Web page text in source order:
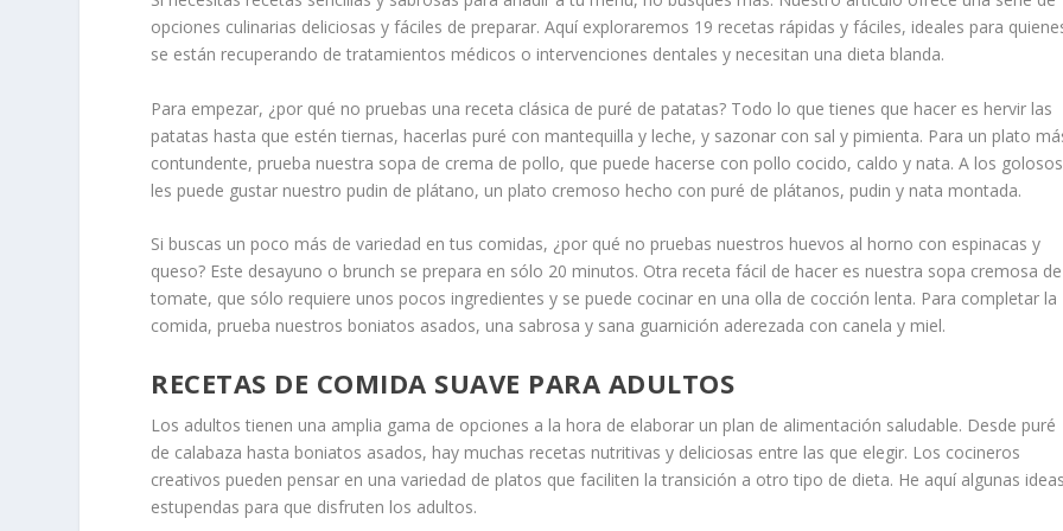
opciones culinarias deliciosas y fáciles de preparar. Aquí exploraremos 19 recetas rápidas y fáciles, ideales para
se están recuperando de tratamientos médicos o intervenciones dentales y necesitan una dieta blanda.
Para empezar, ¿por qué no pruebas una receta clásica de puré de patatas? Todo lo que tienes que hacer es hervir las
patatas hasta que estén tiernas, hacerlas puré con mantequilla y leche, y sazonar con sal y pimienta. Para un plato
contundente, prueba nuestra sopa de crema de pollo, que puede hacerse con pollo cocido, caldo y nata. A los golosos
les puede gustar nuestro pudin de plátano, un plato cremoso hecho con puré de plátanos, pudin y nata montada.
Si buscas un poco más de variedad en tus comidas, ¿por qué no pruebas nuestros huevos al horno con espinacas y
queso? Este desayuno o brunch se prepara en sólo 20 minutos. Otra receta fácil de hacer es nuestra sopa cremosa de
tomate, que sólo requiere unos pocos ingredientes y se puede cocinar en una olla de cocción lenta. Para completar la
comida, prueba nuestros boniatos asados, una sabrosa y sana guarnición aderezada con canela y miel.
RECETAS DE COMIDA SUAVE PARA ADULTOS
Los adultos tienen una amplia gama de opciones a la hora de elaborar un plan de alimentación saludable. Desde puré
de calabaza hasta boniatos asados, hay muchas recetas nutritivas y deliciosas entre las que elegir. Los cocineros
creativos pueden pensar en una variedad de platos que faciliten la transición a otro tipo de dieta. He aquí algunas ideas
estupendas para que disfruten los adultos.